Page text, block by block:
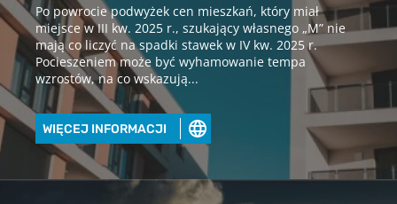
Po powrocie podwyżek cen mieszkań, który miał
miejsce w III kw. 2025 r., szukający własnego „M” nie
mają co liczyć na spadki stawek w IV kw. 2025 r.
Pocieszeniem może być wyhamowanie tempa
wzrostów, na co wskazują...
WIĘCEJ INFORMACJI
Pobierz raport
aby pobrać raport podaj swój adres
email